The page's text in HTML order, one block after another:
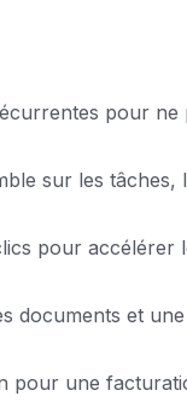
pour ne
sur les tâches,
pour accélérer
documents et
pour une